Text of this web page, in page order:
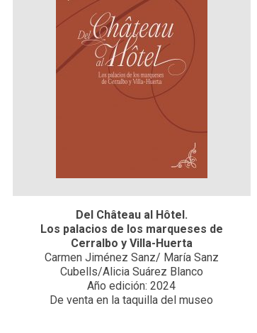
Del Château al Hôtel.
Los palacios de los marqueses de
Cerralbo y Villa-Huerta
Carmen Jiménez Sanz/ María Sanz
Cubells/Alicia Suárez Blanco
Año edición: 2024
De venta en la taquilla del museo